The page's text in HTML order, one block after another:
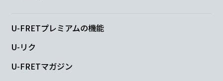
U-FRETプレミアムの機能
U-リク
U-FRETマガジン